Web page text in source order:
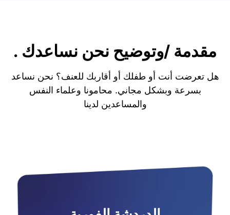
مقدمة /وتوضيح نحن نساعدك .
هل تعرضت أنت أو طفلك أو أقاربك للعنف؟ نحن نساعد
بسرعة وبشكل مجاني. محامونا وعلماء النفس
والمساعدين لدينا